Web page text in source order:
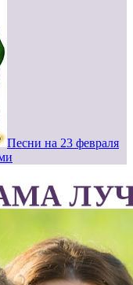
Песни на 23 февраля